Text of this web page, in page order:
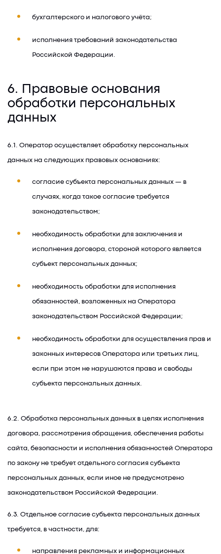
бухгалтерского и налогового учёта;
исполнения требований законодательства
Российской Федерации.
6. Правовые основания
обработки персональных
данных
6.1. Оператор осуществляет обработку персональных
данных на следующих правовых основаниях:
согласие субъекта персональных данных — в
случаях, когда такое согласие требуется
законодательством;
необходимость обработки для заключения и
исполнения договора, стороной которого является
субъект персональных данных;
необходимость обработки для исполнения
обязанностей, возложенных на Оператора
законодательством Российской Федерации;
необходимость обработки для осуществления прав и
законных интересов Оператора или третьих лиц,
если при этом не нарушаются права и свободы
субъекта персональных данных.
6.2. Обработка персональных данных в целях исполнения
договора, рассмотрения обращения, обеспечения работы
сайта, безопасности и исполнения обязанностей Оператора
по закону не требует отдельного согласия субъекта
персональных данных, если иное не предусмотрено
законодательством Российской Федерации.
6.3. Отдельное согласие субъекта персональных данных
требуется, в частности, для:
направления рекламных и информационных